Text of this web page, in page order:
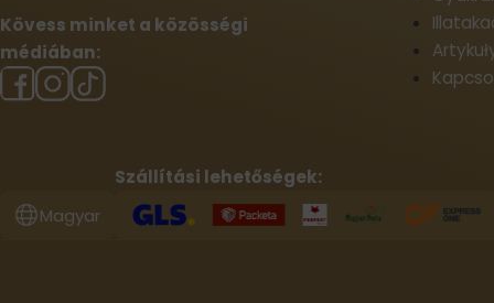
Kövess minket a közösségi
médiában:
Magyar
Szállítási lehetőségek: